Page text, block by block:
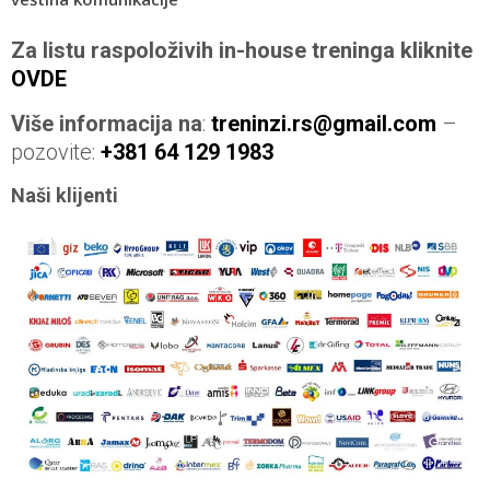
Za listu raspoloživih in-house treninga kliknite
OVDE
Više informacija na: treninzi.rs@gmail.com –
pozovite: +381 64 129 1983
Naši klijenti